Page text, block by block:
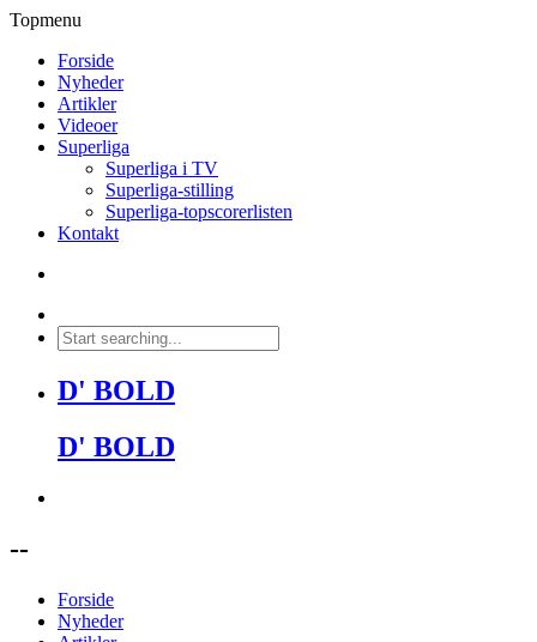
Topmenu
Forside
Nyheder
Artikler
Videoer
Superliga
Superliga i TV
Superliga-stilling
Superliga-topscorerlisten
Kontakt
D' BOLD
D' BOLD
--
Forside
Nyheder